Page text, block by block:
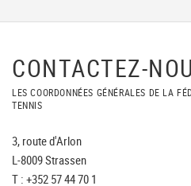
CONTACTEZ-
LES COORDONNÉES GÉNÉRALES DE LA
TENNIS
3, route d'Arlon
L-8009 Strassen
T : +352 57 44 70 1